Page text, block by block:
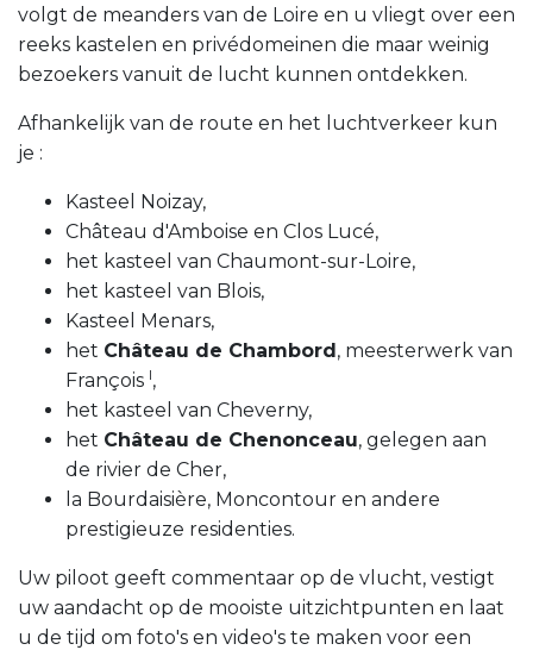
volgt de meanders van de Loire en u vliegt over een
reeks kastelen en privédomeinen die maar weinig
bezoekers vanuit de lucht kunnen ontdekken.
Afhankelijk van de route en het luchtverkeer kun
je :
Kasteel Noizay,
Château d'Amboise en Clos Lucé,
het kasteel van Chaumont-sur-Loire,
het kasteel van Blois,
Kasteel Menars,
het Château de Chambord, meesterwerk van
François I,
het kasteel van Cheverny,
het Château de Chenonceau, gelegen aan
de rivier de Cher,
la Bourdaisière, Moncontour en andere
prestigieuze residenties.
Uw piloot geeft commentaar op de vlucht, vestigt
uw aandacht op de mooiste uitzichtpunten en laat
u de tijd om foto's en video's te maken voor een